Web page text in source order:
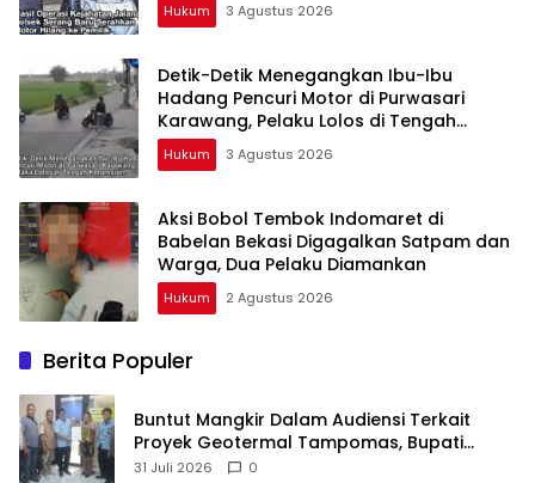
Hukum 3 Agustus 2026
Detik-Detik Menegangkan Ibu-Ibu
Hadang Pencuri Motor di Purwasari
Karawang, Pelaku Lolos di Tengah
Keramaian!
Hukum 3 Agustus 2026
Aksi Bobol Tembok Indomaret di
Babelan Bekasi Digagalkan Satpam dan
Warga, Dua Pelaku Diamankan
Hukum 2 Agustus 2026
Berita Populer
Buntut Mangkir Dalam Audiensi Terkait
Proyek Geotermal Tampomas, Bupati
Sumedang Dilaporkan Ke Ombudsman dan
31 Juli 2026 0